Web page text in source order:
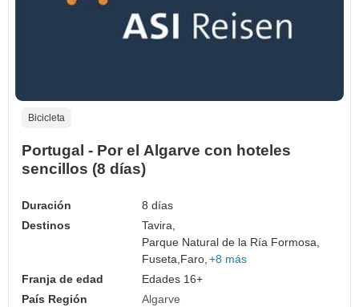
Bicicleta
Portugal - Por el Algarve con hoteles
sencillos (8 días)
Duración
8 días
Destinos
Tavira,
Parque Natural de la Ría Formosa,
Fuseta,Faro, +8 más
Franja de edad
Edades 16+
País Región
Algarve